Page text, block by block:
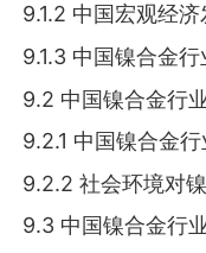
9.1.2 中国宏观经
9.1.3 中国镍合金
9.2 中国镍合金行
9.2.1 中国镍合金
9.2.2 社会环境对
9.3 中国镍合金行